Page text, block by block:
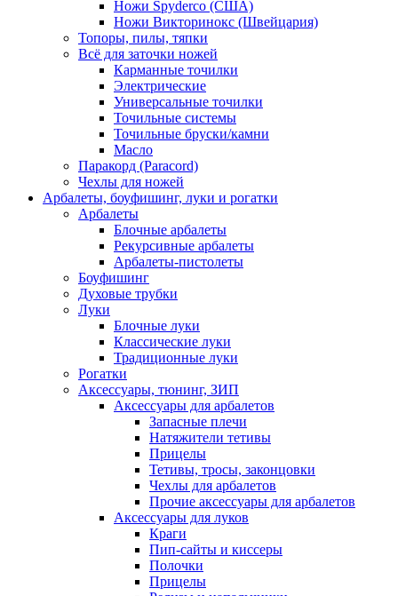
Ножи Spyderco (США)
Ножи Викторинокс (Швейцария)
Топоры, пилы, тяпки
Всё для заточки ножей
Карманные точилки
Электрические
Универсальные точилки
Точильные системы
Точильные бруски/камни
Масло
Паракорд (Paracord)
Чехлы для ножей
Арбалеты, боуфишинг, луки и рогатки
Арбалеты
Блочные арбалеты
Рекурсивные арбалеты
Арбалеты-пистолеты
Боуфишинг
Духовые трубки
Луки
Блочные луки
Классические луки
Традиционные луки
Рогатки
Аксессуары, тюнинг, ЗИП
Аксессуары для арбалетов
Запасные плечи
Натяжители тетивы
Прицелы
Тетивы, тросы, законцовки
Чехлы для арбалетов
Прочие аксессуары для арбалетов
Аксессуары для луков
Краги
Пип-сайты и киссеры
Полочки
Прицелы